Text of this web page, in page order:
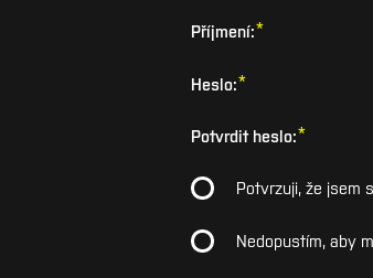
Příjmení:*
Heslo:*
Potvrdit heslo:*
Potvrzuji, že jsem
Nedopustím, aby